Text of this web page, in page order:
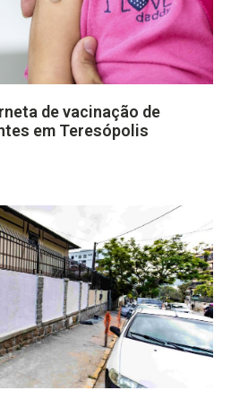
de vacinação de
em Teresópolis